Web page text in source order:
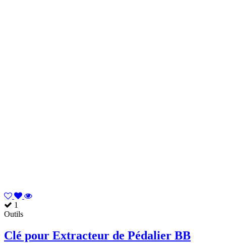
1
Outils
Clé pour Extracteur de Pédalier BB